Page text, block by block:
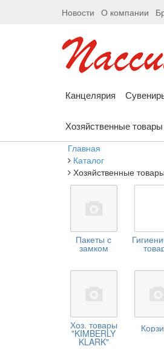
Новости О компании
Канцелярия
Хозяйственные товары
Главная
Каталог
Хозяйственные товары
Пакеты с
замком
Хоз. товары
"KIMBERLY
KLARK"